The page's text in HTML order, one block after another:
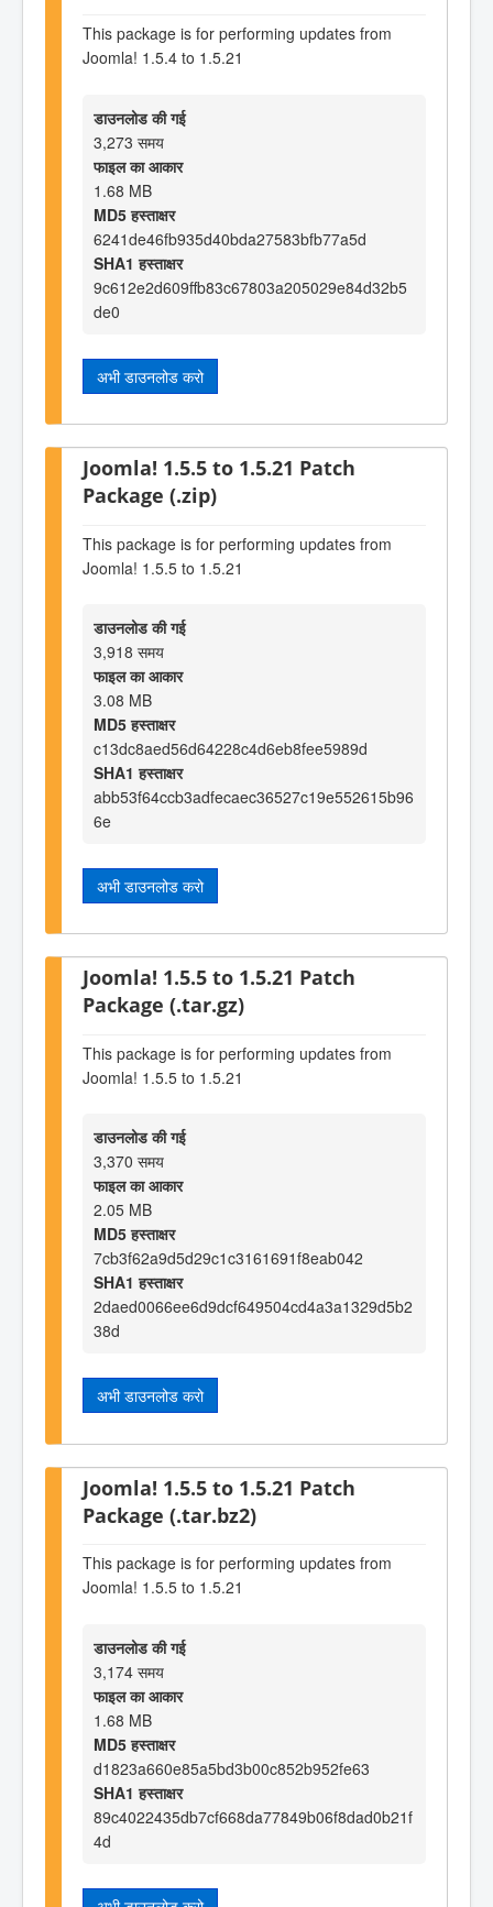
This package is for performing updates from
Joomla! 1.5.4 to 1.5.21
डाउनलोड की गई
3,273 समय
फाइल का आकार
1.68 MB
MD5 हस्ताक्षर
6241de46fb935d40bda27583bfb77a5d
SHA1 हस्ताक्षर
9c612e2d609ffb83c67803a205029e84d32b5
de0
अभी डाउनलोड करो
Joomla! 1.5.5 to 1.5.21 Patch
Package (.zip)
This package is for performing updates from
Joomla! 1.5.5 to 1.5.21
डाउनलोड की गई
3,918 समय
फाइल का आकार
3.08 MB
MD5 हस्ताक्षर
c13dc8aed56d64228c4d6eb8fee5989d
SHA1 हस्ताक्षर
abb53f64ccb3adfecaec36527c19e552615b96
6e
अभी डाउनलोड करो
Joomla! 1.5.5 to 1.5.21 Patch
Package (.tar.gz)
This package is for performing updates from
Joomla! 1.5.5 to 1.5.21
डाउनलोड की गई
3,370 समय
फाइल का आकार
2.05 MB
MD5 हस्ताक्षर
7cb3f62a9d5d29c1c3161691f8eab042
SHA1 हस्ताक्षर
2daed0066ee6d9dcf649504cd4a3a1329d5b2
38d
अभी डाउनलोड करो
Joomla! 1.5.5 to 1.5.21 Patch
Package (.tar.bz2)
This package is for performing updates from
Joomla! 1.5.5 to 1.5.21
डाउनलोड की गई
3,174 समय
फाइल का आकार
1.68 MB
MD5 हस्ताक्षर
d1823a660e85a5bd3b00c852b952fe63
SHA1 हस्ताक्षर
89c4022435db7cf668da77849b06f8dad0b21f
4d